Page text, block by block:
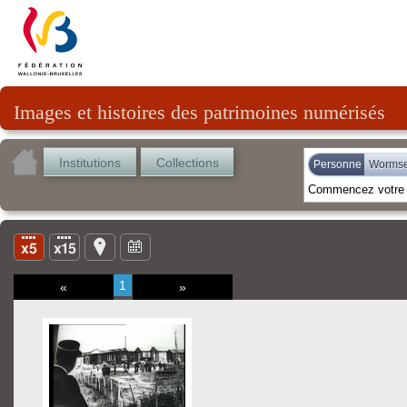
Images et histoires des patrimoines numérisés
Institutions Collections Personne
« 1 »